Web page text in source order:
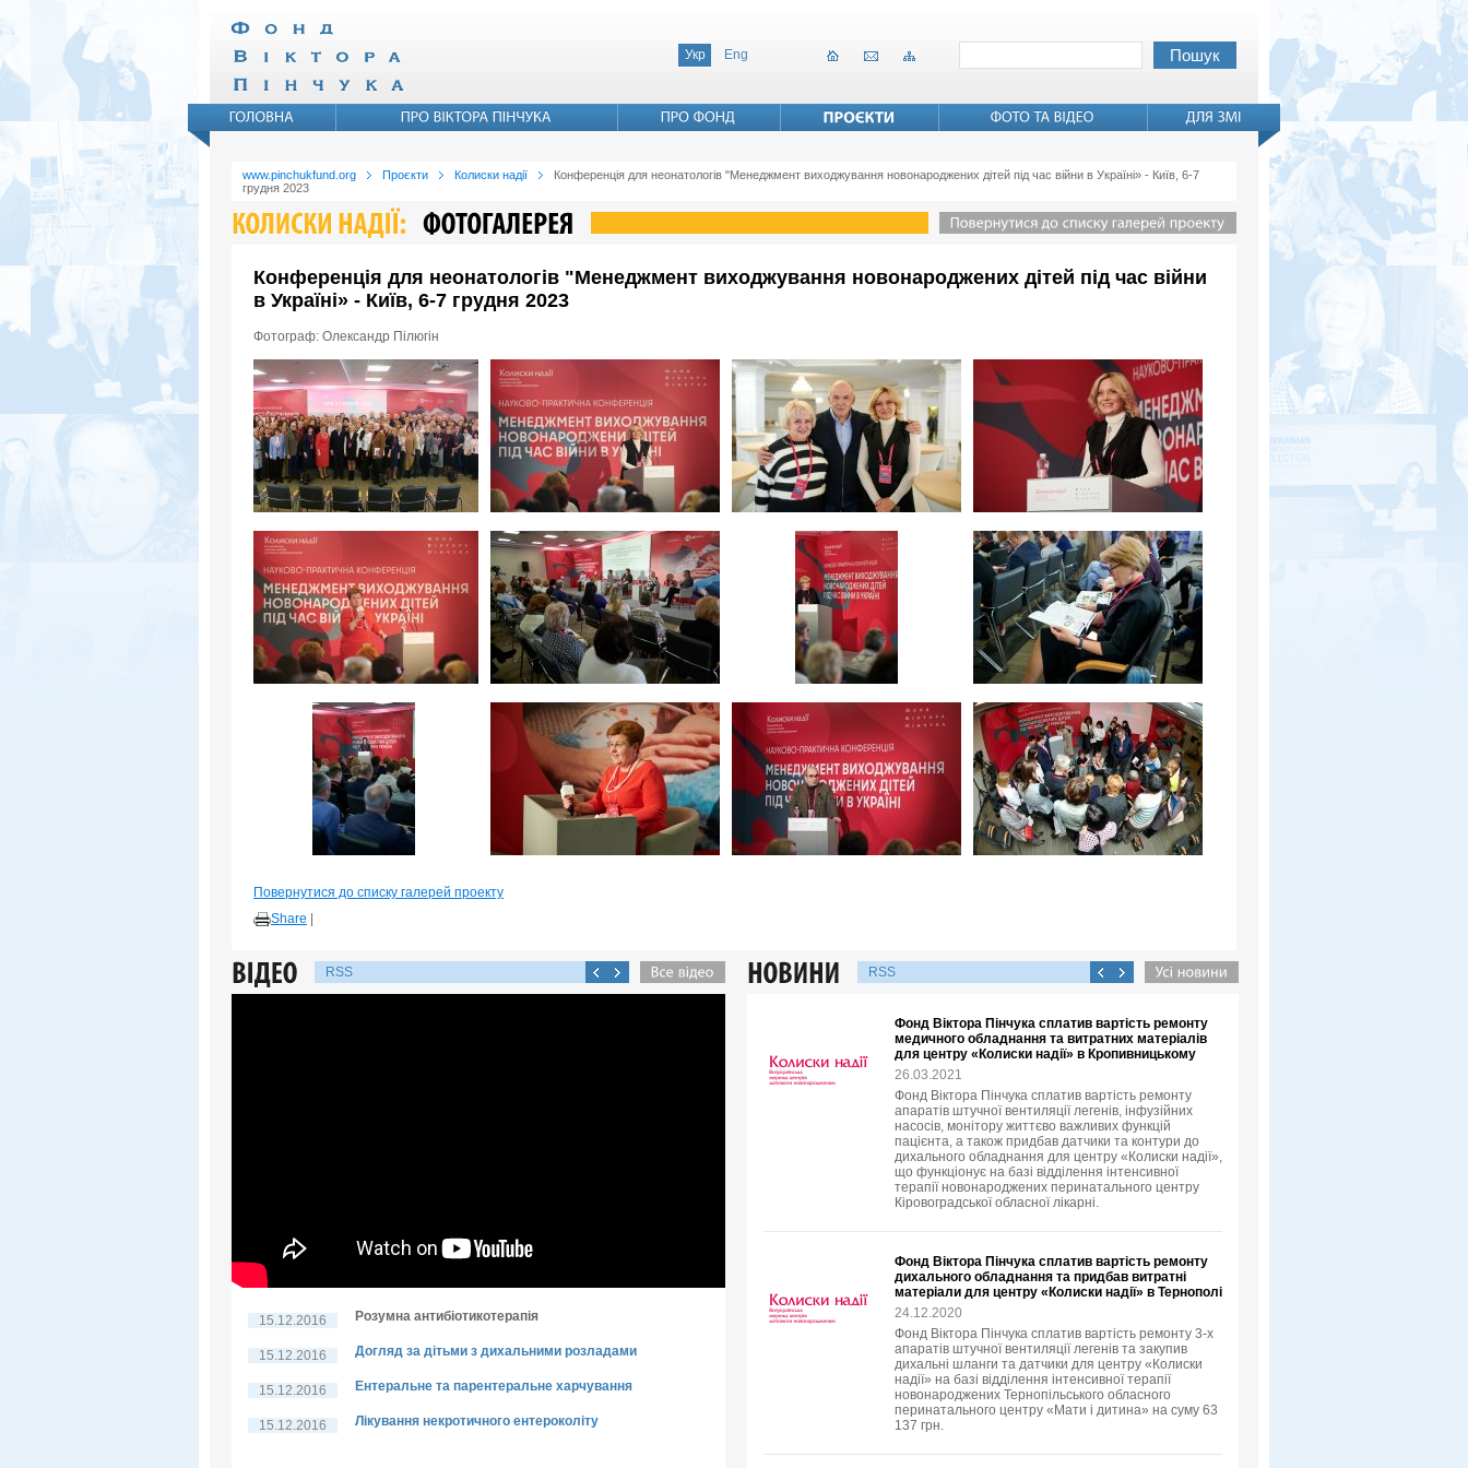
Укр Eng
www.pinchukfund.org Проєкти Колиски надії
Конференція для неонатологів "Менеджмент виходжування новонароджених дітей під час війни в Україні» - Київ, 6-7
грудня 2023
Конференція для неонатологів "Менеджмент виходжування новонароджених дітей під час війни
в Україні» - Київ, 6-7 грудня 2023
Фотограф: Олександр Пілюгін
Повернутися до списку галерей проекту
Share
RSS
15.12.2016 Розумна антибіотикотерапія
15.12.2016 Догляд за дітьми з дихальними розладами
15.12.2016 Ентеральне та парентеральне харчування
15.12.2016 Лікування некротичного ентероколіту
RSS
Фонд Віктора Пінчука сплатив вартість ремонту
медичного обладнання та витратних матеріалів
для центру «Колиски надії» в Кропивницькому
26.03.2021
Фонд Віктора Пінчука сплатив вартість ремонту
апаратів штучної вентиляції легенів, інфузійних
насосів, монітору життєво важливих функцій
пацієнта, а також придбав датчики та контури до
дихального обладнання для центру «Колиски надії»,
що функціонує на базі відділення інтенсивної
терапії новонароджених перинатального центру
Кіровоградської обласної лікарні.
Фонд Віктора Пінчука сплатив вартість ремонту
дихального обладнання та придбав витратні
матеріали для центру «Колиски надії» в Тернополі
24.12.2020
Фонд Віктора Пінчука сплатив вартість ремонту 3-х
апаратів штучної вентиляції легенів та закупив
дихальні шланги та датчики для центру «Колиски
надії» на базі відділення інтенсивної терапії
новонароджених Тернопільського обласного
перинатального центру «Мати і дитина» на суму 63
137 грн.